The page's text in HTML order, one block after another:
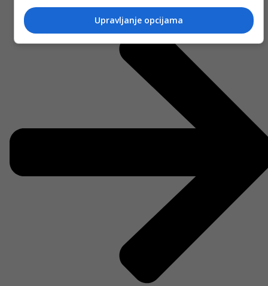
Upravljanje opcijama